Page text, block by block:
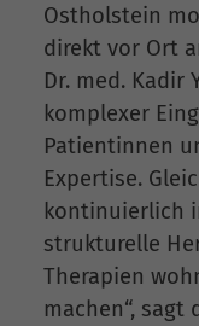
Ostholstein
direkt vor Ort
Dr. med. Kadir
komplexer
Patientinnen
Expertise.
kontinuierlich
strukturelle
Therapien
machen“, sagt